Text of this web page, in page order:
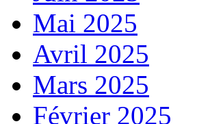
Mai 2025
Avril 2025
Mars 2025
Février 2025